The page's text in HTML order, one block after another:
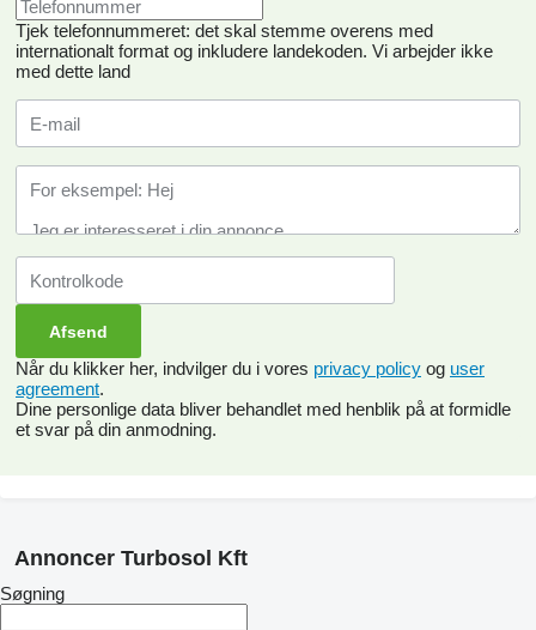
Tjek telefonnummeret: det skal stemme overens med
internationalt format og inkludere landekoden. Vi arbejder ikke
med dette land
Når du klikker her, indvilger du i vores privacy policy og user
agreement.
Dine personlige data bliver behandlet med henblik på at formidle
et svar på din anmodning.
Annoncer Turbosol Kft
Søgning